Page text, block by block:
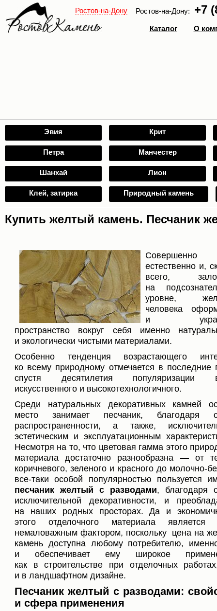
Ростов-на-Дону Ростов-на-Дону: +7
Каталог О
Эвия Крит
Петра Манчестер
Шанхай Лион
Клей, затирка Природный камень
Купить желтый камень. Песчаник
Совершенно
естественно и,
всего,
на
уровне,
человека
и
пространство вокруг себя именно
и экологически чистыми материалами.
Особенно тенденция возрастающего
ко всему природному отмечается в последние
спустя десятилетия популяризации
искусственного и высокотехнологичного.
Среди натуральных декоративных камней
место занимает песчаник, благодаря
распространенности, а также,
эстетическим и эксплуатационным
Несмотря на то, что цветовая гамма этого
материала достаточно разнообразна — от
коричневого, зеленого и красного до молочно-
все-таки особой популярностью пользуется
песчаник желтый с разводами, благодаря
исключительной декоративности, и
на наших родных просторах. Да и
этого отделочного материала является
немаловажным фактором, поскольку цена на
камень доступна любому потребителю,
и обеспечивает ему широкое
как в строительстве при отделочных
и в ландшафтном дизайне.
Песчаник желтый с разводами:
и сфера применения